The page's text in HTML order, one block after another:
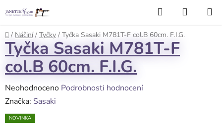
na
obsah
Hledat
KOŠÍK
Domů
/ Náčiní / Tyčky / Tyčka Sasaki M781T-F col.B 60cm. F.I.G.
Tyčka Sasaki M781T-F
col.B 60cm. F.I.G.
Průměrné
hodnocení
produktu
Neohodnoceno Podrobnosti hodnocení
Značka: Sasaki
NOVINKA